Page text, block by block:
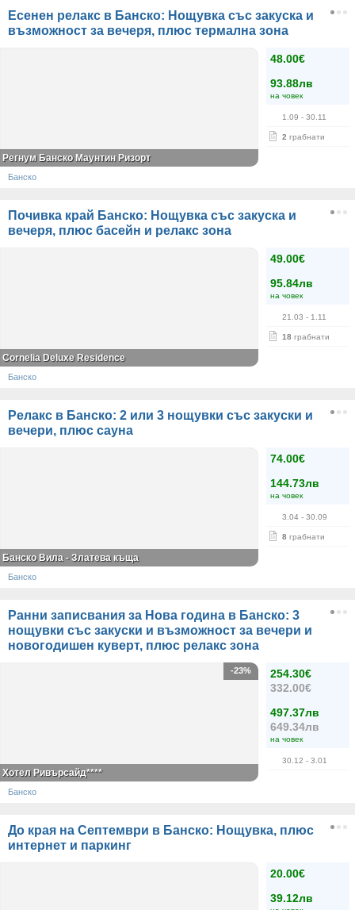
Есенен релакс в Банско: Нощувка със закуска и
възможност за вечеря, плюс термална зона
48.00€
93.88лв
на човек
1.09 - 30.11
2 грабнати
Регнум Банско Маунтин Ризорт
Банско
Почивка край Банско: Нощувка със закуска и
вечеря, плюс басейн и релакс зона
49.00€
95.84лв
на човек
21.03 - 1.11
18 грабнати
Cornelia Deluxe Residence
Банско
Релакс в Банско: 2 или 3 нощувки със закуски и
вечери, плюс сауна
74.00€
144.73лв
на човек
3.04 - 30.09
8 грабнати
Банско Вила - Златева къща
Банско
Ранни записвания за Нова година в Банско: 3
нощувки със закуски и възможност за вечери и
новогодишен куверт, плюс релакс зона
254.30€
332.00€
497.37лв
649.34лв
на човек
30.12 - 3.01
-23%
Хотел Ривърсайд****
Банско
До края на Септември в Банско: Нощувка, плюс
интернет и паркинг
20.00€
39.12лв